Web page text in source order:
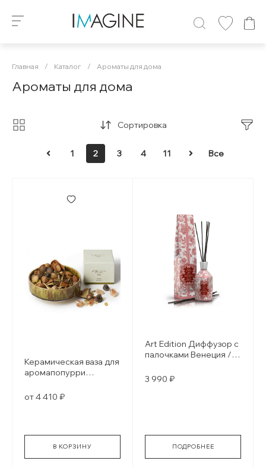
Главная / Каталог / Ароматы для дома
Ароматы для дома
Сортировка
1 2 3 4 11 Все
Керамическая ваза для
аромапопурри
от 4 410 ₽
В КОРЗИНУ
Art Edition Диффузор с
палочками Венеция /
3 990 ₽
ПОДРОБНЕЕ